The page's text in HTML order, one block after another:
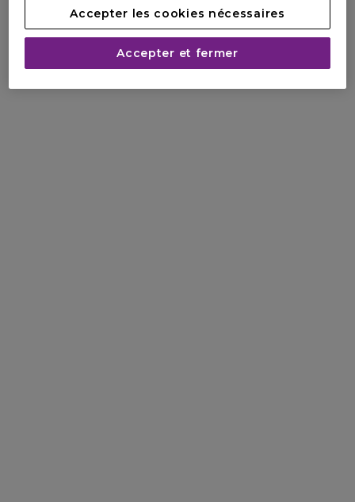
Accepter les cookies nécessaires
Accepter et fermer